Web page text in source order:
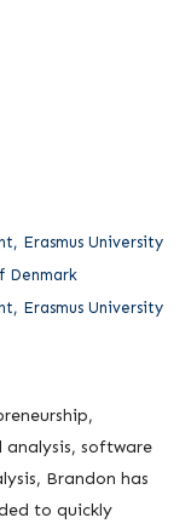
Erasmus University
Denmark
Erasmus University
analysis, software
Brandon has
to quickly